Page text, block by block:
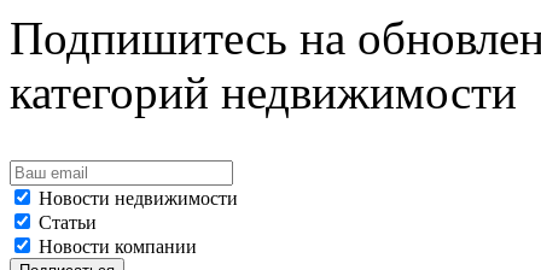
Подпишитесь на
категорий недвижимости
Новости недвижимости
Статьи
Новости компании